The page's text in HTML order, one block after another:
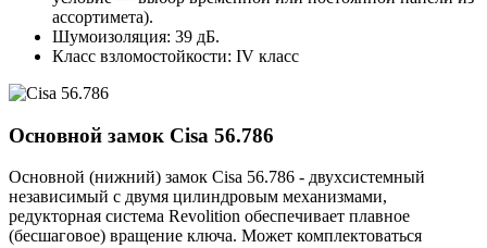
ассортимета).
Шумоизоляция: 39 дБ.
Класс взломостойкости: IV класс
Основной замок Cisa 56.786
Основной (нижний) замок Cisa 56.786 - двухсистемный
независимый с двумя цилиндровым механизмами,
редукторная система Revolition обеспечивает плавное
(бесшаговое) вращение ключа. Может комплектоваться